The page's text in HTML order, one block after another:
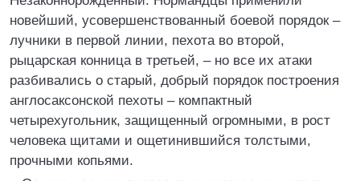
новейший, усовершенствованный боевой порядок –
лучники в первой линии, пехота во второй,
рыцарская конница в третьей, – но все их атаки
разбивались о старый, добрый порядок построения
англосаксонской пехоты – компактный
четырехугольник, защищенный огромными, в рост
человека щитами и ощетинившийся толстыми,
прочными копьями.